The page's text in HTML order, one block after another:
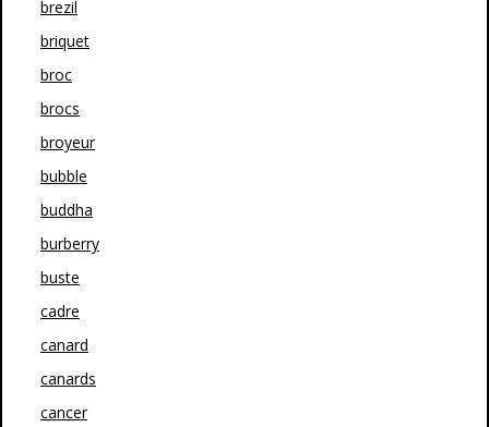
brezil
briquet
broc
brocs
broyeur
bubble
buddha
burberry
buste
cadre
canard
canards
cancer